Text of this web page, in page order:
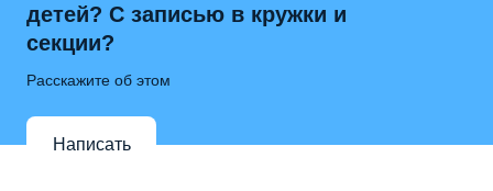
детей? С записью в кружки и
секции?
Расскажите об этом
Написать